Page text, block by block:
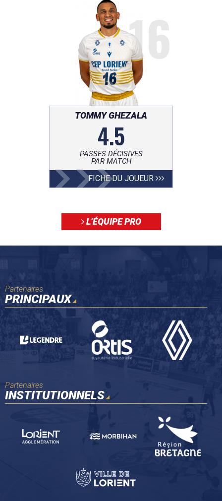
16
TOMMY GHEZALA
4.5
PASSES DÉCISIVES
PAR MATCH
FICHE DU JOUEUR
L’ÉQUIPE PRO
Partenaires
PRINCIPAUX
Partenaires
INSTITUTIONNELS